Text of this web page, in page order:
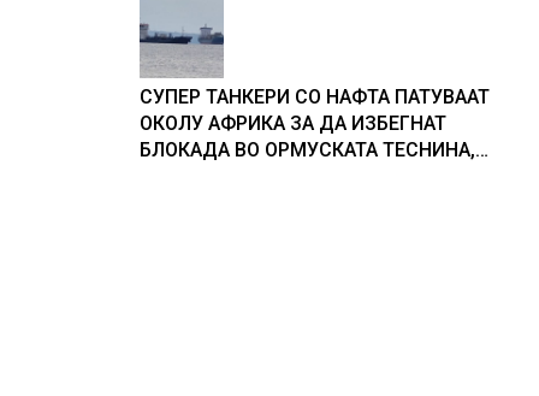
СУПЕР ТАНКЕРИ СО НАФТА ПАТУВААТ
ОКОЛУ АФРИКА ЗА ДА ИЗБЕГНАТ
БЛОКАДА ВО ОРМУСКАТА ТЕСНИНА,